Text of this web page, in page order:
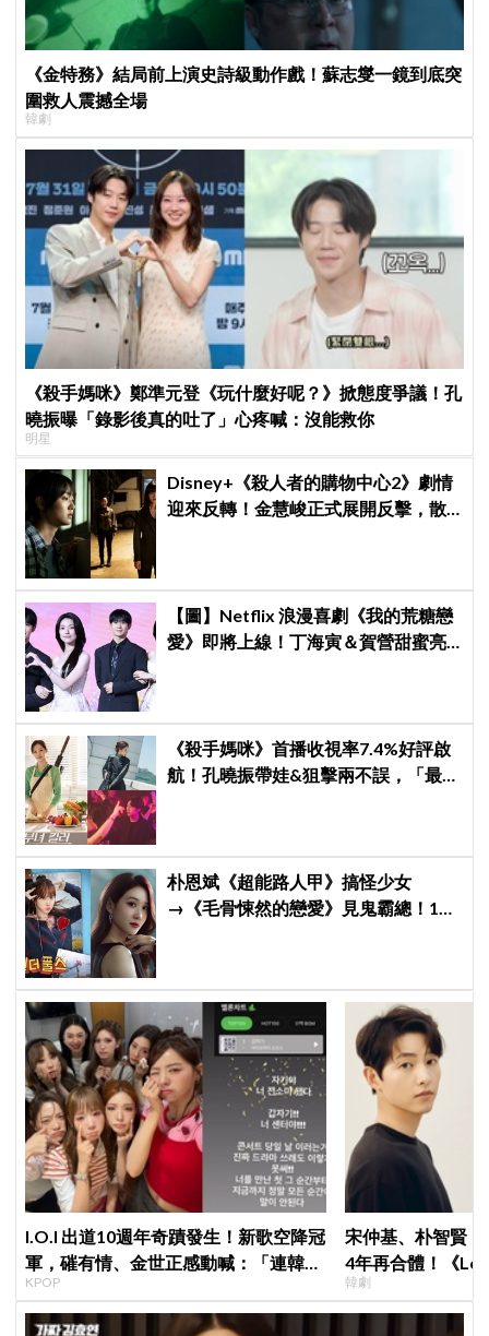
《金特務》結局前上演史詩級動作戲！蘇志燮一鏡到底突
圍救人震撼全場
韓劇
《殺手媽咪》鄭準元登《玩什麼好呢？》掀態度爭議！孔
曉振曝「錄影後真的吐了」心疼喊：沒能救你
明星
Disney+《殺人者的購物中心2》劇情
迎來反轉！金慧峻正式展開反擊，散
【圖】Netflix 浪漫喜劇《我的荒糖戀
愛》即將上線！丁海寅＆賀營甜蜜亮
《殺手媽咪》首播收視率7.4%好評啟
航！孔曉振帶娃&狙擊兩不誤，「最狂
朴恩斌《超能路人甲》搞怪少女
→《毛骨悚然的戀愛》見鬼霸總！180
I.O.I 出道10週年奇蹟發生！新歌空降冠
軍，磪有情、金世正感動喊：「連韓劇
都寫不出這樣的劇情」
KPOP
宋仲基、朴智賢
4年再合體！《
面就變天」設定超
韓劇